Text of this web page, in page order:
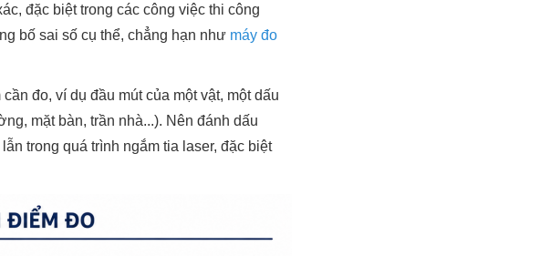
đặc biệt trong các công việc thi công
bố sai số cụ thể, chẳng hạn như máy đo
đo, ví dụ đầu mút của một vật, một dấu
mặt bàn, trần nhà...). Nên đánh dấu
trong quá trình ngắm tia laser, đặc biệt